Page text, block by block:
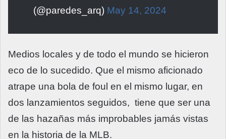
(@paredes_arq) May 14, 2024
Medios locales y de todo el mundo se hicieron
eco de lo sucedido. Que el mismo aficionado
atrape una bola de foul en el mismo lugar, en
dos lanzamientos seguidos, tiene que ser una
de las hazañas más improbables jamás vistas
en la historia de la MLB.